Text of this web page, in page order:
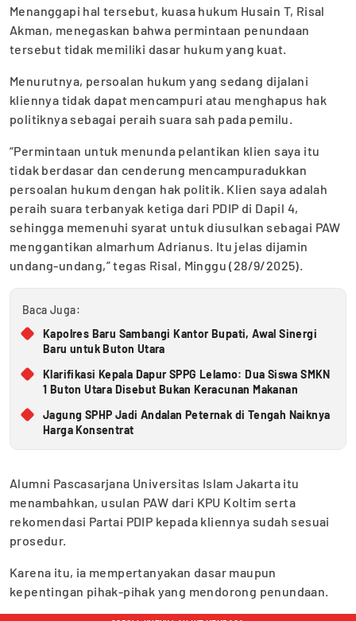
Menanggapi hal tersebut, kuasa hukum Husain T, Risal
Akman, menegaskan bahwa permintaan penundaan
tersebut tidak memiliki dasar hukum yang kuat.
Menurutnya, persoalan hukum yang sedang dijalani
kliennya tidak dapat mencampuri atau menghapus hak
politiknya sebagai peraih suara sah pada pemilu.
“Permintaan untuk menunda pelantikan klien saya itu
tidak berdasar dan cenderung mencampuradukkan
persoalan hukum dengan hak politik. Klien saya adalah
peraih suara terbanyak ketiga dari PDIP di Dapil 4,
sehingga memenuhi syarat untuk diusulkan sebagai PAW
menggantikan almarhum Adrianus. Itu jelas dijamin
undang-undang,” tegas Risal, Minggu (28/9/2025).
Baca Juga:
Kapolres Baru Sambangi Kantor Bupati, Awal Sinergi
Baru untuk Buton Utara
Klarifikasi Kepala Dapur SPPG Lelamo: Dua Siswa SMKN
1 Buton Utara Disebut Bukan Keracunan Makanan
Jagung SPHP Jadi Andalan Peternak di Tengah Naiknya
Harga Konsentrat
Alumni Pascasarjana Universitas Islam Jakarta itu
menambahkan, usulan PAW dari KPU Koltim serta
rekomendasi Partai PDIP kepada kliennya sudah sesuai
prosedur.
Karena itu, ia mempertanyakan dasar maupun
kepentingan pihak-pihak yang mendorong penundaan.